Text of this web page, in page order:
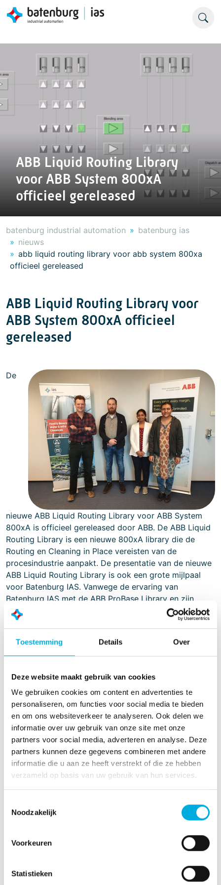
Toestemming Details Over
Deze website maakt gebruik van cookies
We gebruiken cookies om content en advertenties te
personaliseren, om functies voor social media te bieden
en om ons websiteverkeer te analyseren. Ook delen we
informatie over uw gebruik van onze site met onze
partners voor social media, adverteren en analyse. Deze
partners kunnen deze gegevens combineren met andere
informatie die u aan ze heeft verstrekt of die ze hebben
verzameld op basis van uw gebruik van hun services.
Noodzakelijk
Voorkeuren
Statistieken
ABB Liquid Routing Library
voor ABB System 800xA
officieel gereleased
batenburg industrial automation
batenburg ias
nieuws
abb liquid routing library voor abb system 800xa
officieel gereleased
ABB Liquid Routing Library voor
ABB System 800xA officieel
gereleased
De
nieuwe ABB Liquid Routing Library voor ABB System
800xA is officieel gereleased door ABB. De ABB Liquid
Routing Library is een nieuwe 800xA library die de
Routing en Cleaning in Place vereisten van de
procesindustrie aanpakt. De presentatie van de nieuwe
ABB Liquid Routing Library is ook een grote mijlpaal
voor Batenburg IAS. Vanwege de ervaring van
Batenburg IAS met de ABB ProBase Library en zijn
voorgangers Foocos2 en Foocos3, werkte ABB nauw
met ons samen om een ​​belangrijke rol te spelen bij de
800xA
De Liquid Routing Library is een nieuwe ABB System
800xA library van de ABB Hybrid Industries Product
vereisten van de procesindustrie. De library is bij